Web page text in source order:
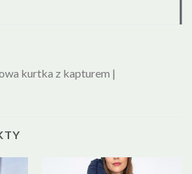
kurtka z kapturem |